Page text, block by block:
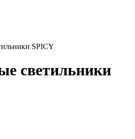
SPICY
светильники